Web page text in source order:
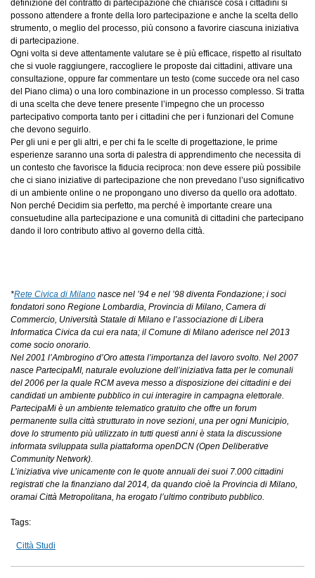
definizione del contratto di partecipazione che chiarisce cosa i cittadini si
possono attendere a fronte della loro partecipazione e anche la scelta dello
strumento, o meglio del processo, più consono a favorire ciascuna iniziativa
di partecipazione.
Ogni volta si deve attentamente valutare se è più efficace, rispetto al risultato
che si vuole raggiungere, raccogliere le proposte dai cittadini, attivare una
consultazione, oppure far commentare un testo (come succede ora nel caso
del Piano clima) o una loro combinazione in un processo complesso. Si tratta
di una scelta che deve tenere presente l’impegno che un processo
partecipativo comporta tanto per i cittadini che per i funzionari del Comune
che devono seguirlo.
Per gli uni e per gli altri, e per chi fa le scelte di progettazione, le prime
esperienze saranno una sorta di palestra di apprendimento che necessita di
un contesto che favorisce la fiducia reciproca: non deve essere più possibile
che ci siano iniziative di partecipazione che non prevedano l’uso significativo
di un ambiente online o ne propongano uno diverso da quello ora adottato.
Non perché Decidim sia perfetto, ma perché è importante creare una
consuetudine alla partecipazione e una comunità di cittadini che partecipano
dando il loro contributo attivo al governo della città.
*Rete Civica di Milano nasce nel ’94 e nel ’98 diventa Fondazione; i soci
fondatori sono Regione Lombardia, Provincia di Milano, Camera di
Commercio, Università Statale di Milano e l’associazione di Libera
Informatica Civica da cui era nata; il Comune di Milano aderisce nel 2013
come socio onorario.
Nel 2001 l’Ambrogino d’Oro attesta l’importanza del lavoro svolto. Nel 2007
nasce PartecipaMI, naturale evoluzione dell’iniziativa fatta per le comunali
del 2006 per la quale RCM aveva messo a disposizione dei cittadini e dei
candidati un ambiente pubblico in cui interagire in campagna elettorale.
PartecipaMi è un ambiente telematico gratuito che offre un forum
permanente sulla città strutturato in nove sezioni, una per ogni Municipio,
dove lo strumento più utilizzato in tutti questi anni è stata la discussione
informata sviluppata sulla piattaforma openDCN (Open Deliberative
Community Network).
L’iniziativa vive unicamente con le quote annuali dei suoi 7.000 cittadini
registrati che la finanziano dal 2014, da quando cioè la Provincia di Milano,
oramai Città Metropolitana, ha erogato l’ultimo contributo pubblico.
Tags:
Città Studi